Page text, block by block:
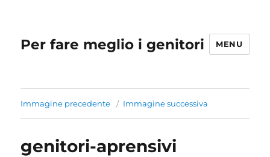
Per fare meglio i genitori MENU
Immagine precedente Immagine successiva
genitori-aprensivi